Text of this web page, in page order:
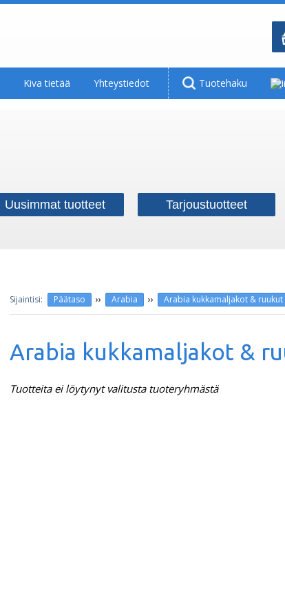
Kiva tietää Yhteystiedot Tuotehaku
Uusimmat tuotteet Tarjoustuotteet
Päätaso ›› Arabia ›› Arabia kukkamaljakot & ruukut
Arabia kukkamaljakot &
Tuotteita ei löytynyt valitusta tuoteryhmästä